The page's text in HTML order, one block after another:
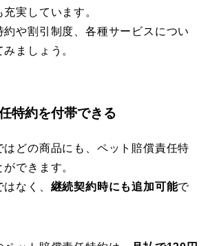
実しています。
や割引制度、各種サービスについ
ましょう。
特約を付帯できる
はどの商品にも、ペット賠償責任特
できます。
なく、 継続契約時にも追加可能で